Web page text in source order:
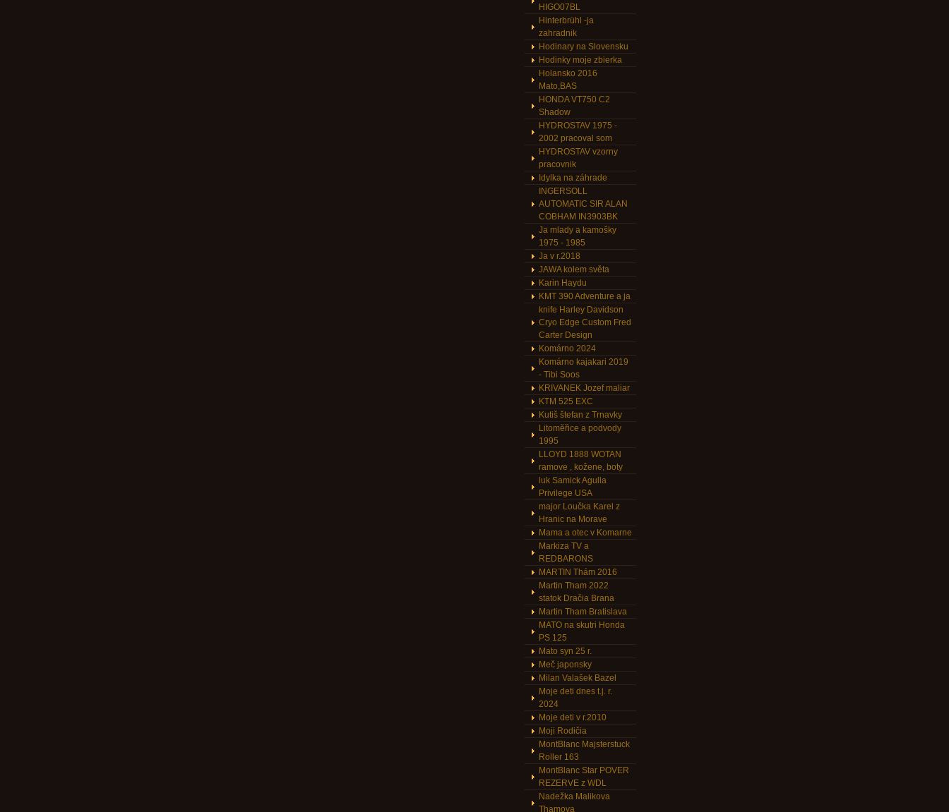
HIGO07BL
Hinterbrühl -ja
zahradnik
Hodinary na Slovensku
Hodinky moje zbierka
Holansko 2016
Mato,BAS
HONDA VT750 C2
Shadow
HYDROSTAV 1975 -
2002 pracoval som
HYDROSTAV vzorny
pracovnik
Idylka na záhrade
INGERSOLL
AUTOMATIC SIR ALAN
COBHAM IN3903BK
Ja mlady a kamošky
1975 - 1985
Ja v r.2018
JAWA kolem světa
Karin Haydu
KMT 390 Adventure a ja
knife Harley Davidson
Cryo Edge Custom Fred
Carter Design
Komárno 2024
Komárno kajakari 2019
- Tibi Soos
KRIVANEK Jozef maliar
KTM 525 EXC
Kutiš štefan z Trnavky
Litoměřice a podvody
1995
LLOYD 1888 WOTAN
ramove , kožene, boty
luk Samick Agulla
Privilege USA
major Loučka Karel z
Hranic na Morave
Mama a otec v Komarne
Markiza TV a
REDBARONS
MARTIN Thám 2016
Martin Tham 2022
statok Dračia Brana
Martin Tham Bratislava
MATO na skutri Honda
PS 125
Mato syn 25 r.
Meč japonsky
Milan Valašek Bazel
Moje deti dnes t.j. r.
2024
Moje deti v r.2010
Moji Rodičia
MontBlanc Majsterstuck
Roller 163
MontBlanc Star POVER
REZERVE z WDL
Nadežka Malikova
Thamova